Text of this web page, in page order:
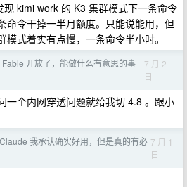
kimi work 的 K3 集群模式下一条命令
命令干掉一半月额度。只能说能用，但
式着实有点慢，一条命令半小时。
Fable 开放了，能做什么有意思的事
7 月 2
日
一个内网穿透问题就给我切 4.8 。跟小
Claude 我承认确实好用，但是真的有必 7 月 1
日